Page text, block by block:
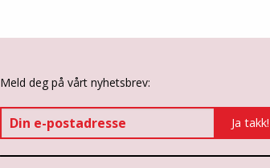
Meld deg på vårt nyhetsbrev: